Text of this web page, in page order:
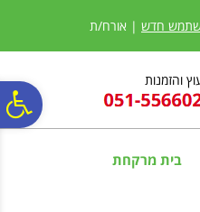
חדש | אורח/ת
והזמנות
בית מרקחת